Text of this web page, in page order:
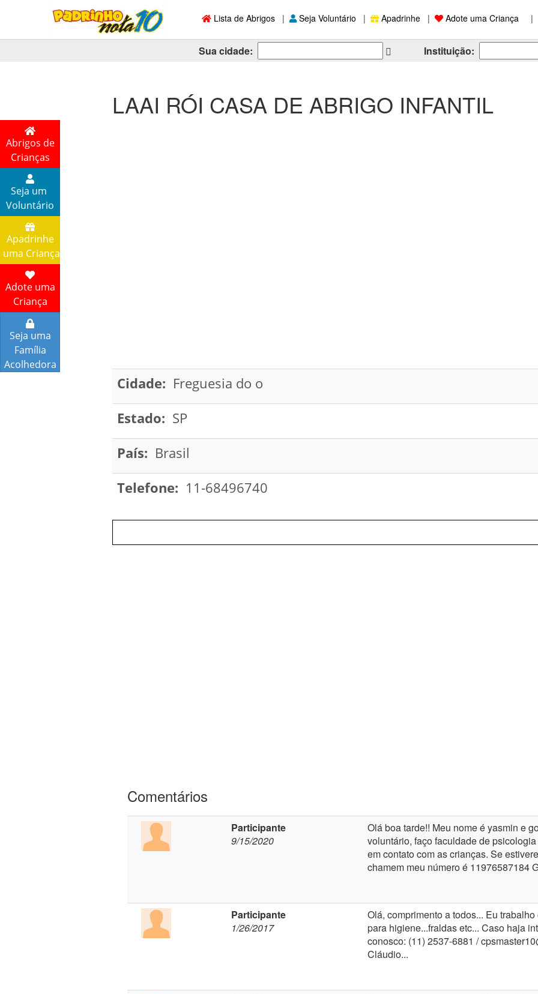
Lista de Abrigos | Seja Voluntário | Apadrinhe | Adote uma Criança |
Sua cidade: Instituição:
Abrigos de
Crianças
Seja um
Voluntário
Apadrinhe
uma Criança
Adote uma
Criança
Seja uma
Família
Acolhedora
LAAI RÓI CASA DE ABRIGO INFANTIL
Cidade: Freguesia do o
Estado: SP
País: Brasil
Telefone: 11-68496740
Comentários
Participante
9/15/2020
Olá boa tarde!! Meu nome é yasmin e
voluntário, faço faculdade de
em contato com as crianças. Se
chamem meu número é 11976587184
Participante
1/26/2017
Olá, comprimento a todos... Eu
para higiene...fraldas etc... Caso haja
conosco: (11) 2537-6881 /
Cláudio...